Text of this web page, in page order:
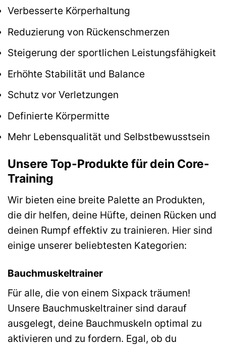
Verbesserte Körperhaltung
Reduzierung von Rückenschmerzen
Steigerung der sportlichen Leistungsfähigkeit
Erhöhte Stabilität und Balance
Schutz vor Verletzungen
Definierte Körpermitte
Mehr Lebensqualität und Selbstbewusstsein
Unsere Top-Produkte für dein Core-
Training
Wir bieten eine breite Palette an Produkten,
die dir helfen, deine Hüfte, deinen Rücken und
deinen Rumpf effektiv zu trainieren. Hier sind
einige unserer beliebtesten Kategorien:
Bauchmuskeltrainer
Für alle, die von einem Sixpack träumen!
Unsere Bauchmuskeltrainer sind darauf
ausgelegt, deine Bauchmuskeln optimal zu
aktivieren und zu fordern. Egal, ob du